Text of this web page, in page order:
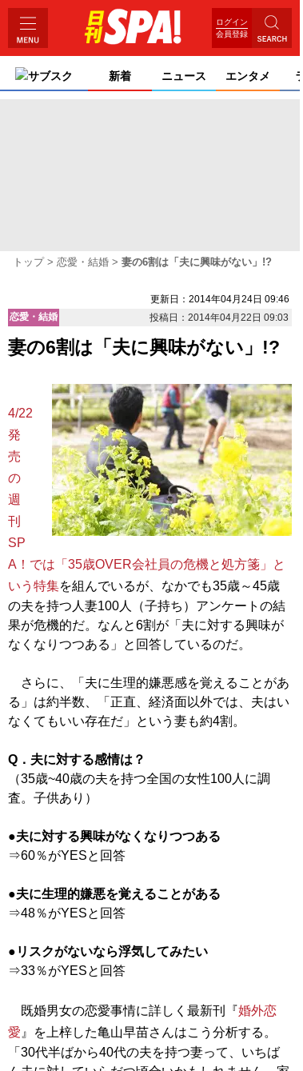
ログイン
会員登録
サブスク 新着 ニュース エンタメ
トップ 恋愛・結婚 妻の6割は「夫に興味がない」!?
更新日：2014年04月24日 09:46
恋愛・結婚
投稿日：2014年04月22日 09:03
妻の6割は「夫に興味がない」!?
4/22
発
売
の
週
刊
SP
A！では「35歳OVER会社員の危機と処方箋」と
いう特集を組んでいるが、なかでも35歳～45歳
の夫を持つ人妻100人（子持ち）アンケートの結
果が危機的だ。なんと6割が「夫に対する興味が
なくなりつつある」と回答しているのだ。
さらに、「夫に生理的嫌悪感を覚えることがあ
る」は約半数、「正直、経済面以外では、夫はい
なくてもいい存在だ」という妻も約4割。
Q．夫に対する感情は？
（35歳~40歳の夫を持つ全国の女性100人に調
査。子供あり）
●夫に対する興味がなくなりつつある
⇒60％がYESと回答
●夫に生理的嫌悪を覚えることがある
⇒48％がYESと回答
●リスクがないなら浮気してみたい
⇒33％がYESと回答
既婚男女の恋愛事情に詳しく最新刊『婚外恋
愛 』を上梓した亀山早苗さんはこう分析する。
「30代半ばから40代の夫を持つ妻って、いちば